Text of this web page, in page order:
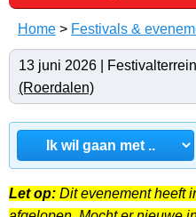
Home > Festivals &
13 juni 2026 | Festivalterrein
(Roerdalen)
Let op: Dit evenement heeft